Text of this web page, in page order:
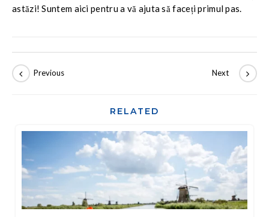
astăzi! Suntem aici pentru a vă ajuta să faceți primul pas.
RELATED